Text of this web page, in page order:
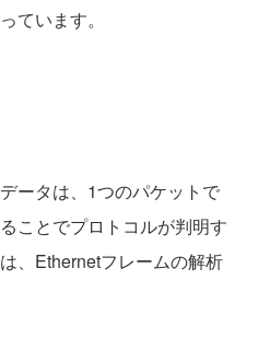
ています。
ータは、1つのパケットで
ことでプロトコルが判明す
、Ethernetフレームの解析